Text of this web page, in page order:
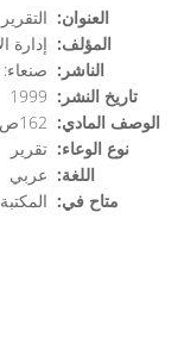
العنوان:
المؤلف: إدارة
الناشر: صنعاء:
تاريخ النشر: 1999
الوصف المادي: 162ص
نوع الوعاء: تقرير
اللغة: عربي
متاح في: